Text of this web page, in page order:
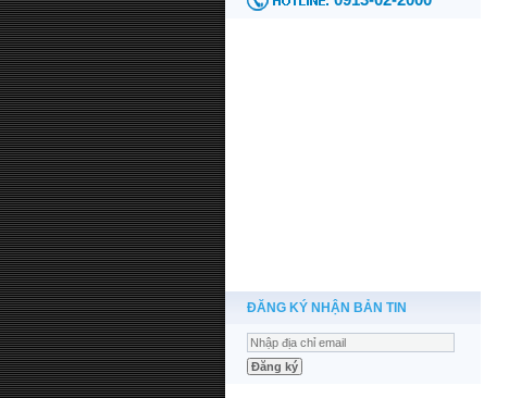
ĐĂNG KÝ NHẬN BẢN TIN